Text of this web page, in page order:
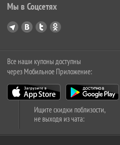
Мы в Соцсетях
Все наши купоны доступны
через Мобильное Приложение:
Ищите скидки поблизости,
не выходя из чата: